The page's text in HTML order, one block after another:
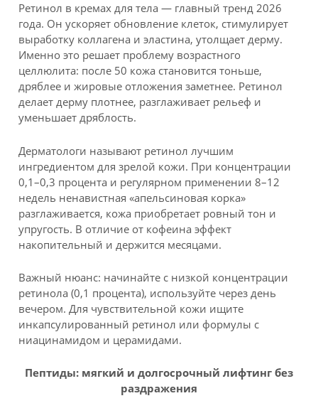
Ретинол в кремах для тела — главный тренд 2026
года. Он ускоряет обновление клеток, стимулирует
выработку коллагена и эластина, утолщает дерму.
Именно это решает проблему возрастного
целлюлита: после 50 кожа становится тоньше,
дряблее и жировые отложения заметнее. Ретинол
делает дерму плотнее, разглаживает рельеф и
уменьшает дряблость.
Дерматологи называют ретинол лучшим
ингредиентом для зрелой кожи. При концентрации
0,1–0,3 процента и регулярном применении 8–12
недель ненавистная «апельсиновая корка»
разглаживается, кожа приобретает ровный тон и
упругость. В отличие от кофеина эффект
накопительный и держится месяцами.
Важный нюанс: начинайте с низкой концентрации
ретинола (0,1 процента), используйте через день
вечером. Для чувствительной кожи ищите
инкапсулированный ретинол или формулы с
ниацинамидом и церамидами.
Пептиды: мягкий и долгосрочный лифтинг без
раздражения